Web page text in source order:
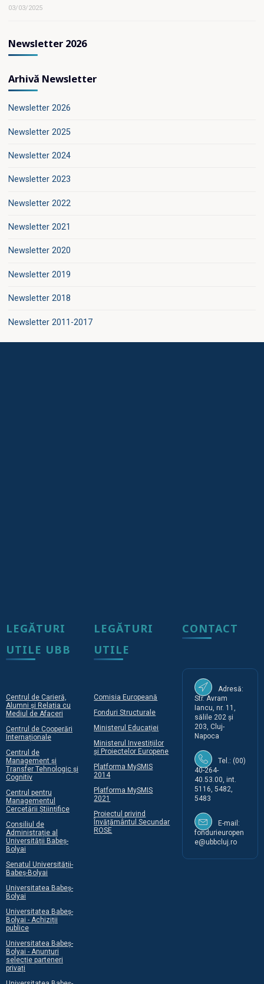
03/03/2025
Newsletter 2026
Arhivă Newsletter
Newsletter 2026
Newsletter 2025
Newsletter 2024
Newsletter 2023
Newsletter 2022
Newsletter 2021
Newsletter 2020
Newsletter 2019
Newsletter 2018
Newsletter 2011-2017
LEGĂTURI
UTILE UBB
Centrul de Carieră,
Alumni și Relația cu
Mediul de Afaceri
Centrul de Cooperări
Internaționale
Centrul de
Management și
Transfer Tehnologic și
Cognitiv
Centrul pentru
Managementul
Cercetării Științifice
Consiliul de
Administrație al
Universității Babeș-
Bolyai
Senatul Universității-
Babeș-Bolyai
Universitatea Babeș-
Bolyai
Universitatea Babeș-
Bolyai - Achiziții
publice
Universitatea Babeș-
Bolyai - Anunțuri
selecție parteneri
privați
LEGĂTURI
UTILE
Comisia Europeană
Fonduri Structurale
Ministerul Educației
Ministerul Investițiilor
și Proiectelor Europene
Platforma MySMIS
2014
Platforma MySMIS
2021
Proiectul privind
Învățământul Secundar
ROSE
CONTACT
Adresă:
Str. Avram
Iancu, nr. 11,
sălile 202 și
203, Cluj-
Napoca
Tel.: (00)
40-264-
40.53.00, int.
5116, 5482,
5483
E-mail:
fondurieuropen
e@ubbcluj.ro